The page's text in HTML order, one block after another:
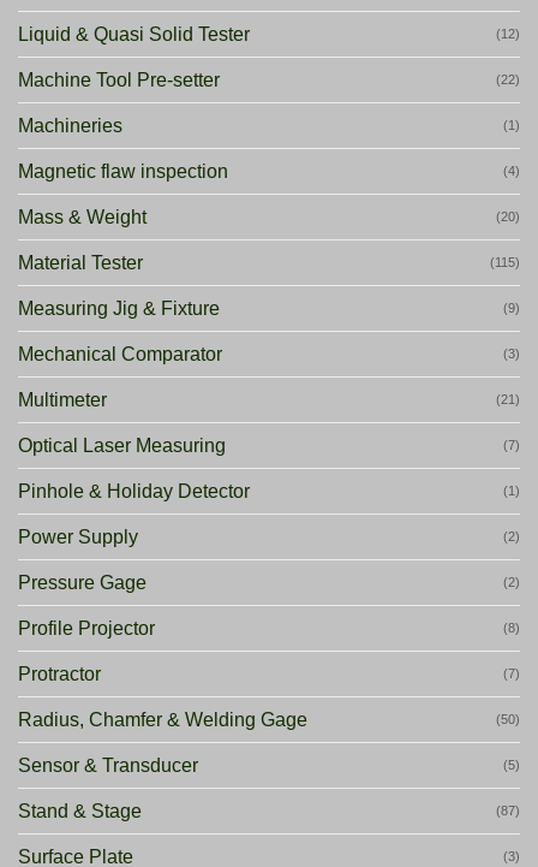
Liquid & Quasi Solid Tester (12)
Machine Tool Pre-setter (22)
Machineries (1)
Magnetic flaw inspection (4)
Mass & Weight (20)
Material Tester (115)
Measuring Jig & Fixture (9)
Mechanical Comparator (3)
Multimeter (21)
Optical Laser Measuring (7)
Pinhole & Holiday Detector (1)
Power Supply (2)
Pressure Gage (2)
Profile Projector (8)
Protractor (7)
Radius, Chamfer & Welding Gage (50)
Sensor & Transducer (5)
Stand & Stage (87)
Surface Plate (3)